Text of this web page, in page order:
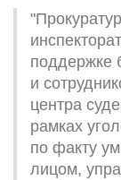
поддержке
и
центра
рамках
по факту
лицом,